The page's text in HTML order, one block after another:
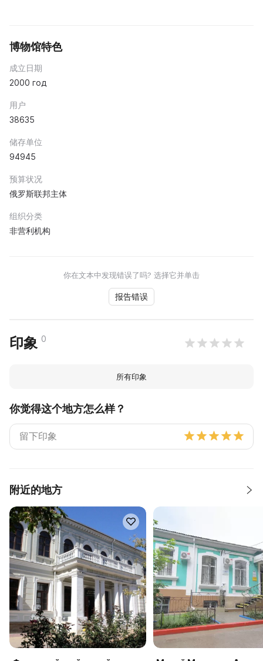
博物馆特色
成立日期
2000 год
用户
38635
储存单位
94945
预算状况
俄罗斯联邦主体
组织分类
非营利机构
你在文本中发现错误了吗? 选择它并单击
报告错误
印象 0
所有印象
你觉得这个地方怎么样？
附近的地方